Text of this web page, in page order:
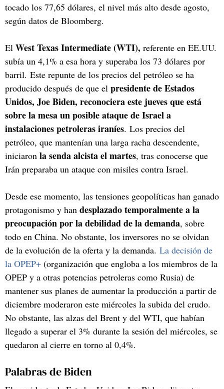
tocado los 77,65 dólares, el nivel más alto desde agosto,
según datos de Bloomberg.
El West Texas Intermediate (WTI), referente en EE.UU.
subía un 4,1% a esa hora y superaba los 73 dólares por
barril. Este repunte de los precios del petróleo se ha
producido después de que el presidente de Estados
Unidos, Joe Biden, reconociera este jueves que está
sobre la mesa un posible ataque de Israel a
instalaciones petroleras iraníes. Los precios del
petróleo, que mantenían una larga racha descendente,
iniciaron la senda alcista el martes, tras conocerse que
Irán preparaba un ataque con misiles contra Israel.
Desde ese momento, las tensiones geopolíticas han ganado
protagonismo y han desplazado temporalmente a la
preocupación por la debilidad de la demanda, sobre
todo en China. No obstante, los inversores no se olvidan
de la evolución de la oferta y la demanda. La decisión de
la OPEP+ (organización que engloba a los miembros de la
OPEP y a otras potencias petroleras como Rusia) de
mantener sus planes de aumentar la producción a partir de
diciembre moderaron este miércoles la subida del crudo.
No obstante, las alzas del Brent y del WTI, que habían
llegado a superar el 3% durante la sesión del miércoles, se
quedaron al cierre en torno al 0,4%.
Palabras de Biden